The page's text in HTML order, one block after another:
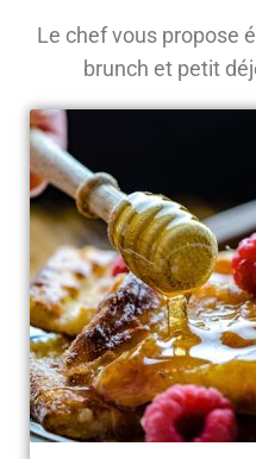
Le chef vous propose
brunch et petit